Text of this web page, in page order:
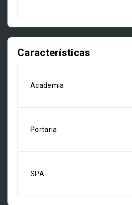
Características
Academia
Portaria
SPA